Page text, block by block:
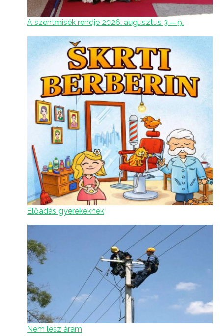
A szentmisék rendje 2026. augusztus 3 ─ 9.
Előadás gyerekeknek
Nem lesz áram